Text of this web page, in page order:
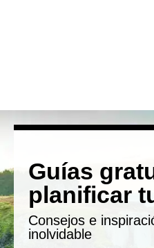
Guías
planificar
Consejos e
inolvidable